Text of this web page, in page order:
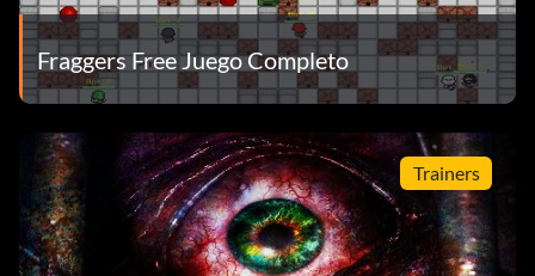
Fraggers Free Juego Completo
Trainers